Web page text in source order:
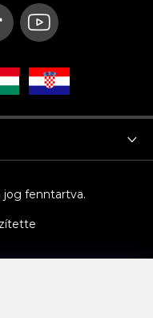
jog fenntartva.